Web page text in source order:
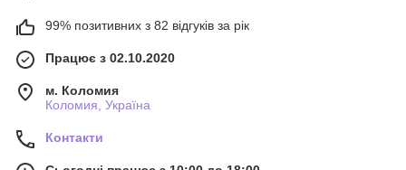
99% позитивних з 82 відгуків за рік
Працює з 02.10.2020
м. Коломия
Коломия, Україна
Контакти